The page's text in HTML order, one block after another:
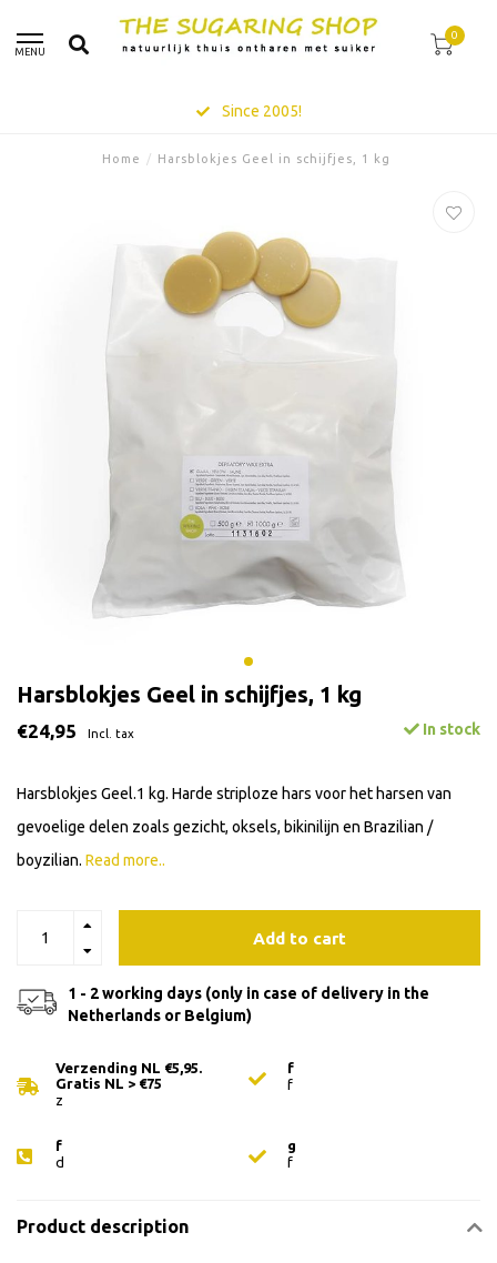
MENU
0
Since 2005!
Home / Harsblokjes Geel in schijfjes, 1 kg
Harsblokjes Geel in schijfjes, 1 kg
€24,95 Incl. tax In stock
Harsblokjes Geel.1 kg. Harde striploze hars voor het harsen van
gevoelige delen zoals gezicht, oksels, bikinilijn en Brazilian /
boyzilian. Read more..
Add to cart
1 - 2 working days (only in case of delivery in the
Netherlands or Belgium)
Verzending NL €5,95.
Gratis NL > €75
z
f
f
f
d
g
f
Product description